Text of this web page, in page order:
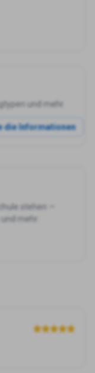
und mehr.
die Informationen
stehen —
mehr.